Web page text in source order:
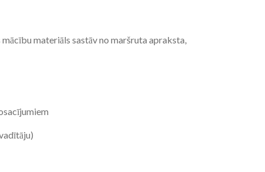
materiāls sastāv no maršruta apraksta,